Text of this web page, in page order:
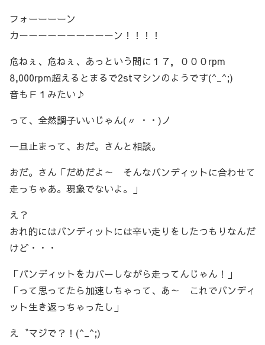
フォーーーーン
カーーーーーーーーーーン！！！！
危ねぇ、危ねぇ、あっという間に１７，０００rpm
8,000rpm超えるとまるで2stマシンのようです(^_^;)
音もＦ１みたい♪
って、全然調子いいじゃん(〃 ・・)ノ
一旦止まって、おだ。さんと相談。
おだ。さん「だめだよ～ そんなバンディットに合わせて
走っちゃあ。現象でないよ。」
え？
おれ的にはバンディットには辛い走りをしたつもりなんだ
けど・・・
「バンディットをカバーしながら走ってんじゃん！」
「って思ってたら加速しちゃって、あ～ これでバンディ
ット生き返っちゃったし」
え゛マジで？！(^_^;)